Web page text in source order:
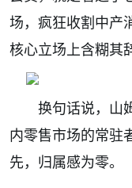
场，疯狂收割中产
核心立场上含糊其
换句话说，山
内零售市场的常驻
先，归属感为零。